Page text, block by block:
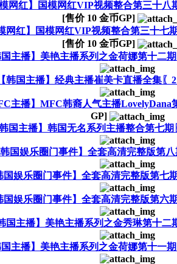
模网红】国模网红VIP视频整合第三十
[售价 10 金币GP]
网红】国模网红VIP视频整合第三十七
[售价 10 金币GP]
国主播】美艳主播系列之金荷娜第十二
【韩国主播】经典主播崔美卡直播全集〖
主播】MFC韩裔人气主播LovelyDana
GP]
韩国主播】韩国无名系列主播整合第七期
韩国娱乐圈门事件】全套高清完整版第
国娱乐圈门事件】全套高清完整版第七
国娱乐圈门事件】全套高清完整版第六
国主播】美艳主播系列之金秀琳第十二
国主播】美艳主播系列之金荷娜第十一